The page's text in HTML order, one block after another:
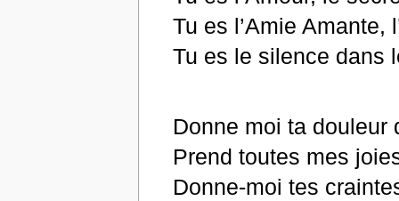
Tu es l’Amie Amante,
Tu es le silence dans
Donne moi ta douleur
Prend toutes mes
Donne-moi tes